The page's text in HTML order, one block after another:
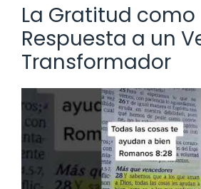
La Gratitud como
Respuesta a un
Transformador